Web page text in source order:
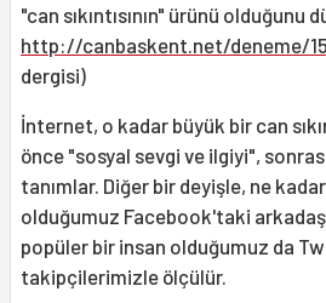
"can sıkıntısının" ürünü olduğunu
http://canbaskent.net/deneme/
dergisi)
İnternet, o kadar büyük bir can
önce "sosyal sevgi ve ilgiyi",
tanımlar. Diğer bir deyişle, ne
olduğumuz Facebook'taki arkadaş
popüler bir insan olduğumuz da
takipçilerimizle ölçülür.